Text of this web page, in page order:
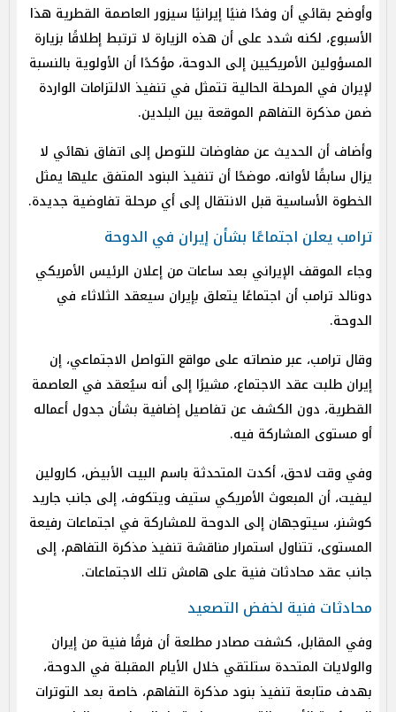
وأوضح بقائي أن وفدًا فنيًا إيرانيًا سيزور العاصمة القطرية هذا
الأسبوع، لكنه شدد على أن هذه الزيارة لا ترتبط إطلاقًا بزيارة
المسؤولين الأمريكيين إلى الدوحة، مؤكدًا أن الأولوية بالنسبة
لإيران في المرحلة الحالية تتمثل في تنفيذ الالتزامات الواردة
ضمن مذكرة التفاهم الموقعة بين البلدين.
وأضاف أن الحديث عن مفاوضات للتوصل إلى اتفاق نهائي لا
يزال سابقًا لأوانه، موضحًا أن تنفيذ البنود المتفق عليها يمثل
الخطوة الأساسية قبل الانتقال إلى أي مرحلة تفاوضية جديدة.
ترامب يعلن اجتماعًا بشأن إيران في الدوحة
وجاء الموقف الإيراني بعد ساعات من إعلان الرئيس الأمريكي
دونالد ترامب أن اجتماعًا يتعلق بإيران سيعقد الثلاثاء في
الدوحة.
وقال ترامب، عبر منصاته على مواقع التواصل الاجتماعي، إن
إيران طلبت عقد الاجتماع، مشيرًا إلى أنه سيُعقد في العاصمة
القطرية، دون الكشف عن تفاصيل إضافية بشأن جدول أعماله
أو مستوى المشاركة فيه.
وفي وقت لاحق، أكدت المتحدثة باسم البيت الأبيض، كارولين
ليفيت، أن المبعوث الأمريكي ستيف ويتكوف، إلى جانب جاريد
كوشنر، سيتوجهان إلى الدوحة للمشاركة في اجتماعات رفيعة
المستوى، تتناول استمرار مناقشة تنفيذ مذكرة التفاهم، إلى
جانب عقد محادثات فنية على هامش تلك الاجتماعات.
محادثات فنية لخفض التصعيد
وفي المقابل، كشفت مصادر مطلعة أن فرقًا فنية من إيران
والولايات المتحدة ستلتقي خلال الأيام المقبلة في الدوحة،
بهدف متابعة تنفيذ بنود مذكرة التفاهم، خاصة بعد التوترات